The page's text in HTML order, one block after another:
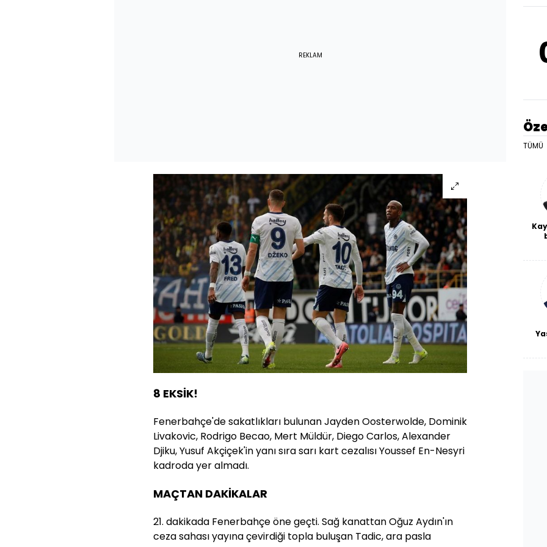
REKLAM
8 EKSİK!
Fenerbahçe'de sakatlıkları bulunan Jayden Oosterwolde, Dominik
Livakovic, Rodrigo Becao, Mert Müldür, Diego Carlos, Alexander
Djiku, Yusuf Akçiçek'in yanı sıra sarı kart cezalısı Youssef En-Nesyri
kadroda yer almadı.
MAÇTAN DAKİKALAR
21. dakikada Fenerbahçe öne geçti. Sağ kanattan Oğuz Aydın'ın
ceza sahası yayına çevirdiği topla buluşan Tadic, ara pasla
TÜMÜ